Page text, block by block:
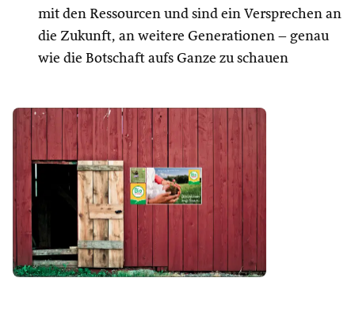
mit den Ressourcen und sind ein Versprechen an
die Zukunft, an weitere Generationen – genau
wie die Botschaft aufs Ganze zu schauen